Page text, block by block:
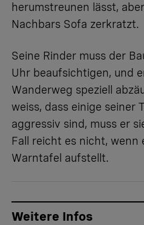
herumstreunen lässt,
Nachbars Sofa zerkratzt.
Seine Rinder muss der
Uhr beaufsichtigen, und
Wanderweg speziell
weiss, dass einige seiner
aggressiv sind, muss er
Fall reicht es nicht, wenn
Warntafel aufstellt.
Weitere Infos